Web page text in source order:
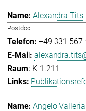
Alexandra Tits
Postdoc
+49 331
K-1.211
Angelo